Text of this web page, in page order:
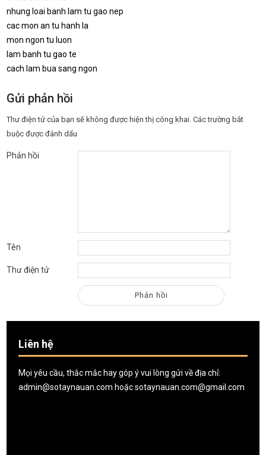
nhung loai banh lam tu gao nep
cac mon an tu hanh la
mon ngon tu luon
lam banh tu gao te
cach lam bua sang ngon
Gửi phản hồi
Thư điện tử của bạn sẽ không được hiện thị công khai. Các trường bắt
buộc được đánh dấu
Phản hồi
Tên
Thư điện tử
Liên hệ
Mọi yêu cầu, thắc mắc hay góp ý vui lòng gửi về địa chỉ:
admin@sotaynauan.com hoặcsotaynauan.com@gmail.com